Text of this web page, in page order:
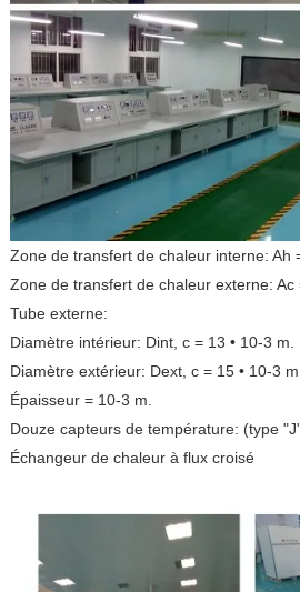
Zone de transfert de chaleur interne: Ah
Zone de transfert de chaleur externe: Ac
Tube externe:
Diamètre intérieur: Dint, c = 13 • 10-3 m.
Diamètre extérieur: Dext, c = 15 • 10-3 m.
Épaisseur = 10-3 m.
Douze capteurs de température: (type
Échangeur de chaleur à flux croisé